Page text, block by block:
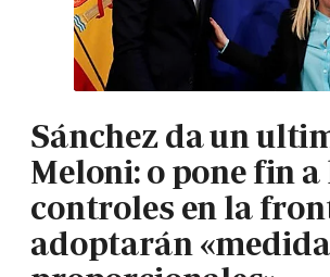
Sánchez da un
Meloni: o pone fin a
controles en la
adoptarán